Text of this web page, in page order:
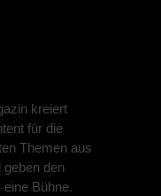
kreiert
für die
Themen aus
den
Bühne.